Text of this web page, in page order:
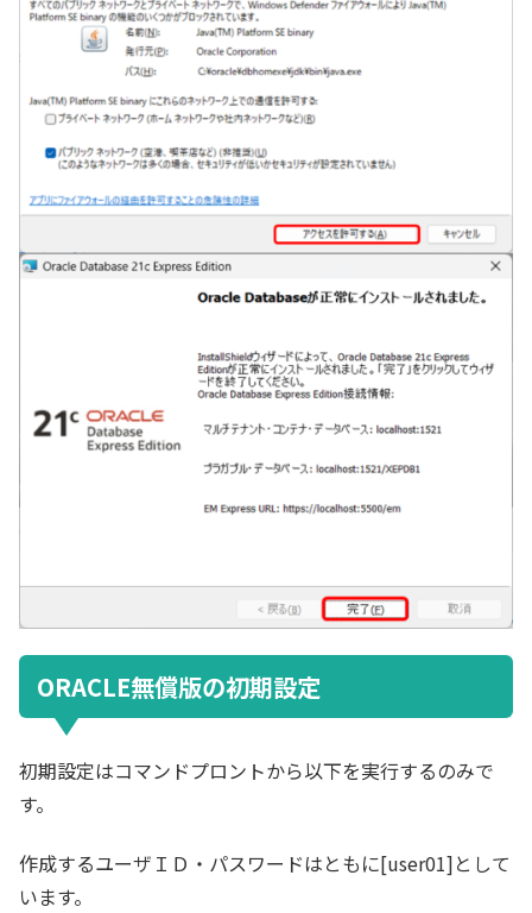
ORACLE無償版の初期設定
初期設定はコマンドプロントから以下を実行するのみで
す。
作成するユーザＩＤ・パスワードはともに[user01]として
います。